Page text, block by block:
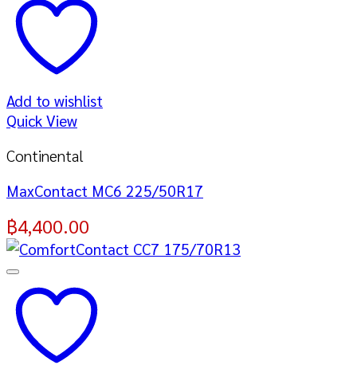
Add to wishlist
Quick View
Continental
MaxContact MC6 225/50R17
฿4,400.00